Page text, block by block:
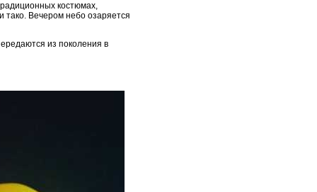
костюмах,
тако. Вечером небо озаряется
из поколения в